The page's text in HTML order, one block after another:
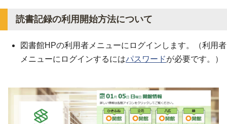
読書記録の利用開始方法について
図書館HPの利用者メニューにログインします。（利用者
メニューにログインするにはパスワードが必要です。）